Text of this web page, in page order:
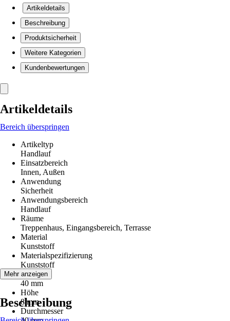
Artikeldetails
Beschreibung
Produktsicherheit
Weitere Kategorien
Kundenbewertungen
Artikeldetails
Bereich überspringen
Artikeltyp
Handlauf
Einsatzbereich
Innen, Außen
Anwendung
Sicherheit
Anwendungsbereich
Handlauf
Räume
Treppenhaus, Eingangsbereich, Terrasse
Material
Kunststoff
Materialspezifizierung
Kunststoff
Breite
40 mm
Höhe
8 mm
Durchmesser
Mehr anzeigen
Beschreibung